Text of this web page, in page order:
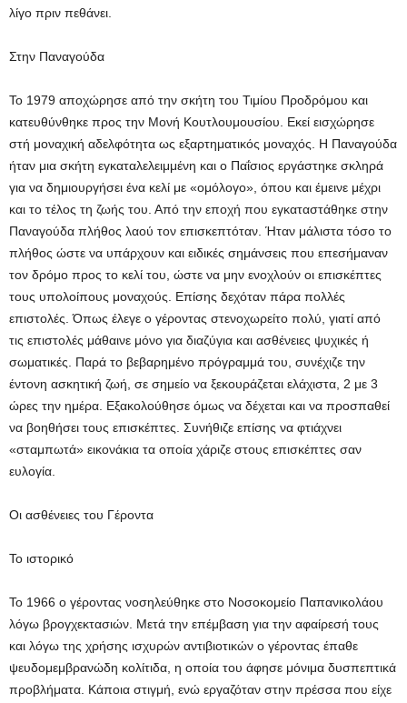
λίγο πριν πεθάνει.
Στην Παναγούδα
Το 1979 αποχώρησε από την σκήτη του Τιμίου Προδρόμου και
κατευθύνθηκε προς την Μονή Κουτλουμουσίου. Εκεί εισχώρησε
στή μοναχική αδελφότητα ως εξαρτηματικός μοναχός. Η Παναγούδα
ήταν μια σκήτη εγκαταλελειμμένη και ο Παΐσιος εργάστηκε σκληρά
για να δημιουργήσει ένα κελί με «ομόλογο», όπου και έμεινε μέχρι
και το τέλος τη ζωής του. Από την εποχή που εγκαταστάθηκε στην
Παναγούδα πλήθος λαού τον επισκεπτόταν. Ήταν μάλιστα τόσο το
πλήθος ώστε να υπάρχουν και ειδικές σημάνσεις που επεσήμαναν
τον δρόμο προς το κελί του, ώστε να μην ενοχλούν οι επισκέπτες
τους υπολοίπους μοναχούς. Επίσης δεχόταν πάρα πολλές
επιστολές. Όπως έλεγε ο γέροντας στενοχωρείτο πολύ, γιατί από
τις επιστολές μάθαινε μόνο για διαζύγια και ασθένειες ψυχικές ή
σωματικές. Παρά το βεβαρημένο πρόγραμμά του, συνέχιζε την
έντονη ασκητική ζωή, σε σημείο να ξεκουράζεται ελάχιστα, 2 με 3
ώρες την ημέρα. Εξακολούθησε όμως να δέχεται και να προσπαθεί
να βοηθήσει τους επισκέπτες. Συνήθιζε επίσης να φτιάχνει
«σταμπωτά» εικονάκια τα οποία χάριζε στους επισκέπτες σαν
ευλογία.
Οι ασθένειες του Γέροντα
Το ιστορικό
Το 1966 ο γέροντας νοσηλεύθηκε στο Νοσοκομείο Παπανικολάου
λόγω βρογχεκτασιών. Μετά την επέμβαση για την αφαίρεσή τους
και λόγω της χρήσης ισχυρών αντιβιοτικών ο γέροντας έπαθε
ψευδομεμβρανώδη κολίτιδα, η οποία του άφησε μόνιμα δυσπεπτικά
προβλήματα. Κάποια στιγμή, ενώ εργαζόταν στην πρέσσα που είχε